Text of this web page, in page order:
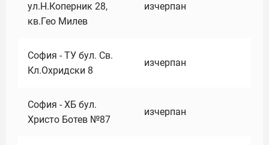
ул.Н.Коперник 28,
кв.Гео Милев
изчерпан
София - ТУ бул. Св.
Кл.Охридски 8
изчерпан
София - ХБ бул.
Христо Ботев №87
изчерпан